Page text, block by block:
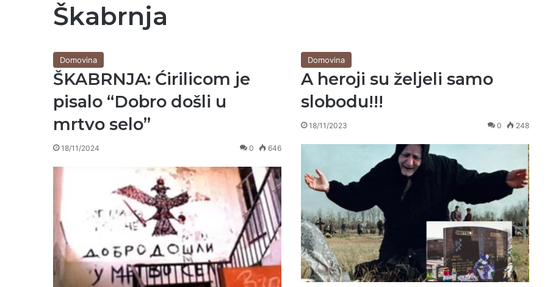
Škabrnja
Domovina
ŠKABRNJA: Ćirilicom je
pisalo “Dobro došli u
mrtvo selo”
18/11/2024 0 646
Domovina
A heroji su željeli samo
slobodu!!!
18/11/2023 0 248